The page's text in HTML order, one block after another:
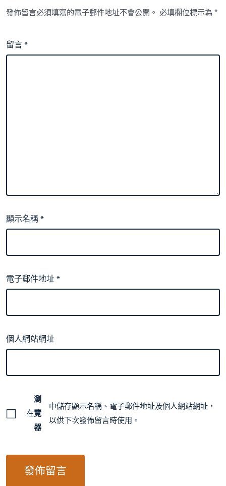
發佈留言必須填寫的電子郵件地址不會公開。 必填欄位標示為*
留言*
顯示名稱*
電子郵件地址*
個人網站網址
在
瀏
覽
器
中儲存顯示名稱、電子郵件地址及個人網站網址，
以供下次發佈留言時使用。